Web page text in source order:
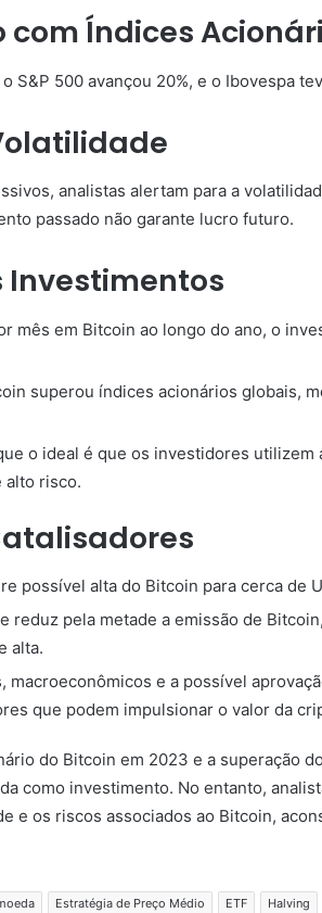
Índices
S&P 500 avançou 20%, e o Ibovespa
analistas alertam para a
passado não garante lucro futuro.
Investimentos
mês em Bitcoin ao longo do ano, o
superou índices acionários globais,
o ideal é que os investidores
alto risco.
possível alta do Bitcoin para cerca de
reduz pela metade a emissão de
alta.
macroeconômicos e a possível
que podem impulsionar o valor da
do Bitcoin em 2023 e a superação
como investimento. No entanto,
e os riscos associados ao Bitcoin,
Estratégia de Preço Médio ETF Halving